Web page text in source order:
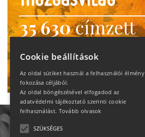
35 630címzett
heti motiváció
Ne maradj le!
Cookie beállítások
Az oldal sütiket használ a felhasználói élmény
fokozása céljából.
Az oldal böngészésével elfogadod az
adatvédelmi tájékoztató szerinti cookie
felhasználást. Tovább olvasok
SZÜKSÉGES